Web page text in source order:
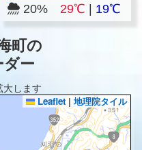
20% 29℃ 19℃
町の
ダー
大します
Leaflet | 地理院タイル